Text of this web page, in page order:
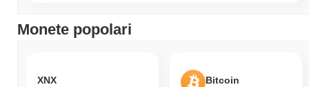
Monete popolari
XNX Bitcoin